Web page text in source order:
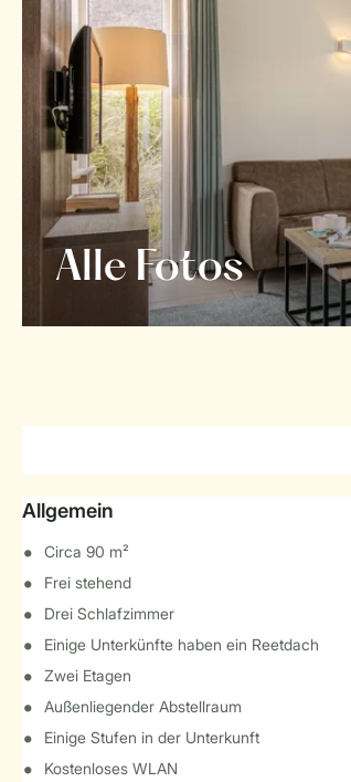
Alle Fotos
Allgemein
Circa 90 m²
Frei stehend
Drei Schlafzimmer
Einige Unterkünfte haben ein Reetdach
Zwei Etagen
Außenliegender Abstellraum
Einige Stufen in der Unterkunft
Kostenloses WLAN